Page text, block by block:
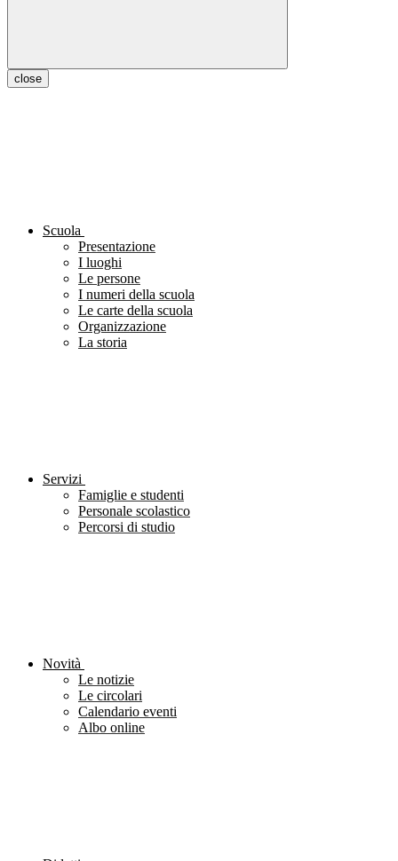
close
Scuola
Presentazione
I luoghi
Le persone
I numeri della scuola
Le carte della scuola
Organizzazione
La storia
Servizi
Famiglie e studenti
Personale scolastico
Percorsi di studio
Novità
Le notizie
Le circolari
Calendario eventi
Albo online